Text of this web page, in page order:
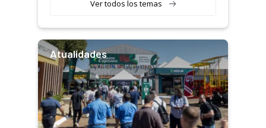
Ver todos los temas
Atualidades